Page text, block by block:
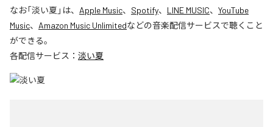
なお「淡い夏 」は、 Apple Music、 Spotify、 LINE MUSIC、 YouTube
Music、 Amazon Music Unlimitedなどの音楽配信サービスで聴くこと
ができる。
各配信サービス： 淡い夏